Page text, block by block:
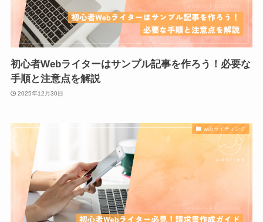
初心者Webライターはサンプル記事を作ろう！必要な
手順と注意点を解説
2025年12月30日
webライティング